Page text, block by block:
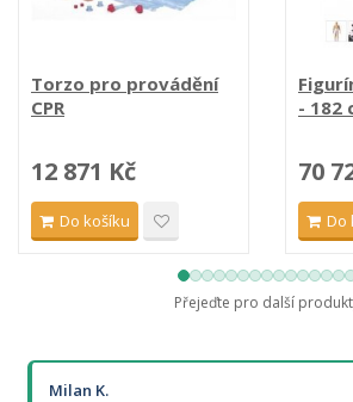
Torzo pro provádění
CPR
12 871 Kč
Do košíku
- 182
70
Do
Přejeďte pro další
Milan K.